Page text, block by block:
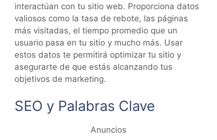
interactúan con tu sitio web. Proporciona datos
valiosos como la tasa de rebote, las páginas
más visitadas, el tiempo promedio que un
usuario pasa en tu sitio y mucho más. Usar
estos datos te permitirá optimizar tu sitio y
asegurarte de que estás alcanzando tus
objetivos de marketing.
SEO y Palabras Clave
Anuncios